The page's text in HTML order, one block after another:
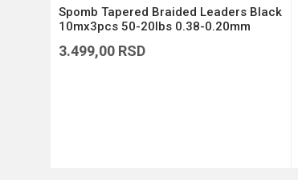
Spomb Tapered Braided Leaders Black
10mx3pcs 50-20lbs 0.38-0.20mm
3.499,00 RSD